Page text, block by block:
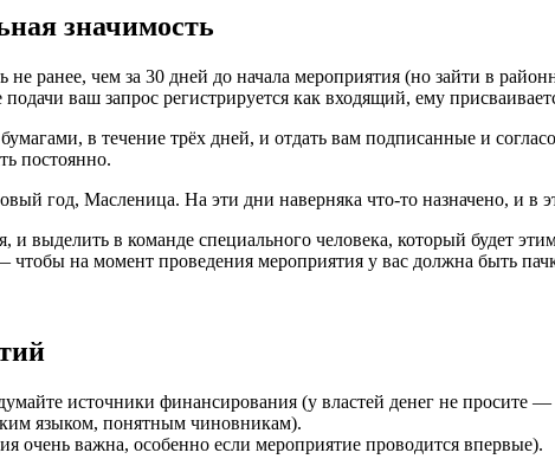
значимость
ранее, чем за 30 дней до начала мероприятия (но зайти в
ваш запрос регистрируется как входящий, ему
в течение трёх дней, и отдать вам подписанные и
постоянно.
год, Масленица. На эти дни наверняка что-то назначено, и в
и выделить в команде специального человека, который будет
чтобы на момент проведения мероприятия у вас должна быть
источники финансирования (у властей денег не просите —
языком, понятным чиновникам).
очень важна, особенно если мероприятие проводится впервые).